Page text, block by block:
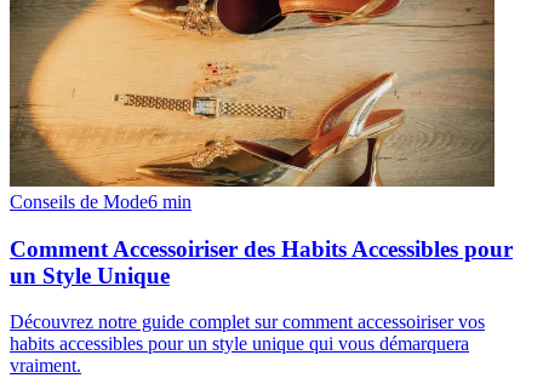
Conseils de Mode6 min
Comment Accessoiriser des Habits Accessibles pour
un Style Unique
Découvrez notre guide complet sur comment accessoiriser vos
habits accessibles pour un style unique qui vous démarquera
vraiment.